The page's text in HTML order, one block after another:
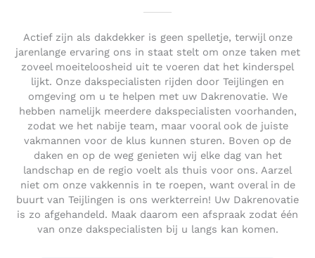
Actief zijn als dakdekker is geen spelletje, terwijl onze
jarenlange ervaring ons in staat stelt om onze taken met
zoveel moeiteloosheid uit te voeren dat het kinderspel
lijkt. Onze dakspecialisten rijden door Teijlingen en
omgeving om u te helpen met uw Dakrenovatie. We
hebben namelijk meerdere dakspecialisten voorhanden,
zodat we het nabije team, maar vooral ook de juiste
vakmannen voor de klus kunnen sturen. Boven op de
daken en op de weg genieten wij elke dag van het
landschap en de regio voelt als thuis voor ons. Aarzel
niet om onze vakkennis in te roepen, want overal in de
buurt van Teijlingen is ons werkterrein! Uw Dakrenovatie
is zo afgehandeld. Maak daarom een afspraak zodat één
van onze dakspecialisten bij u langs kan komen.